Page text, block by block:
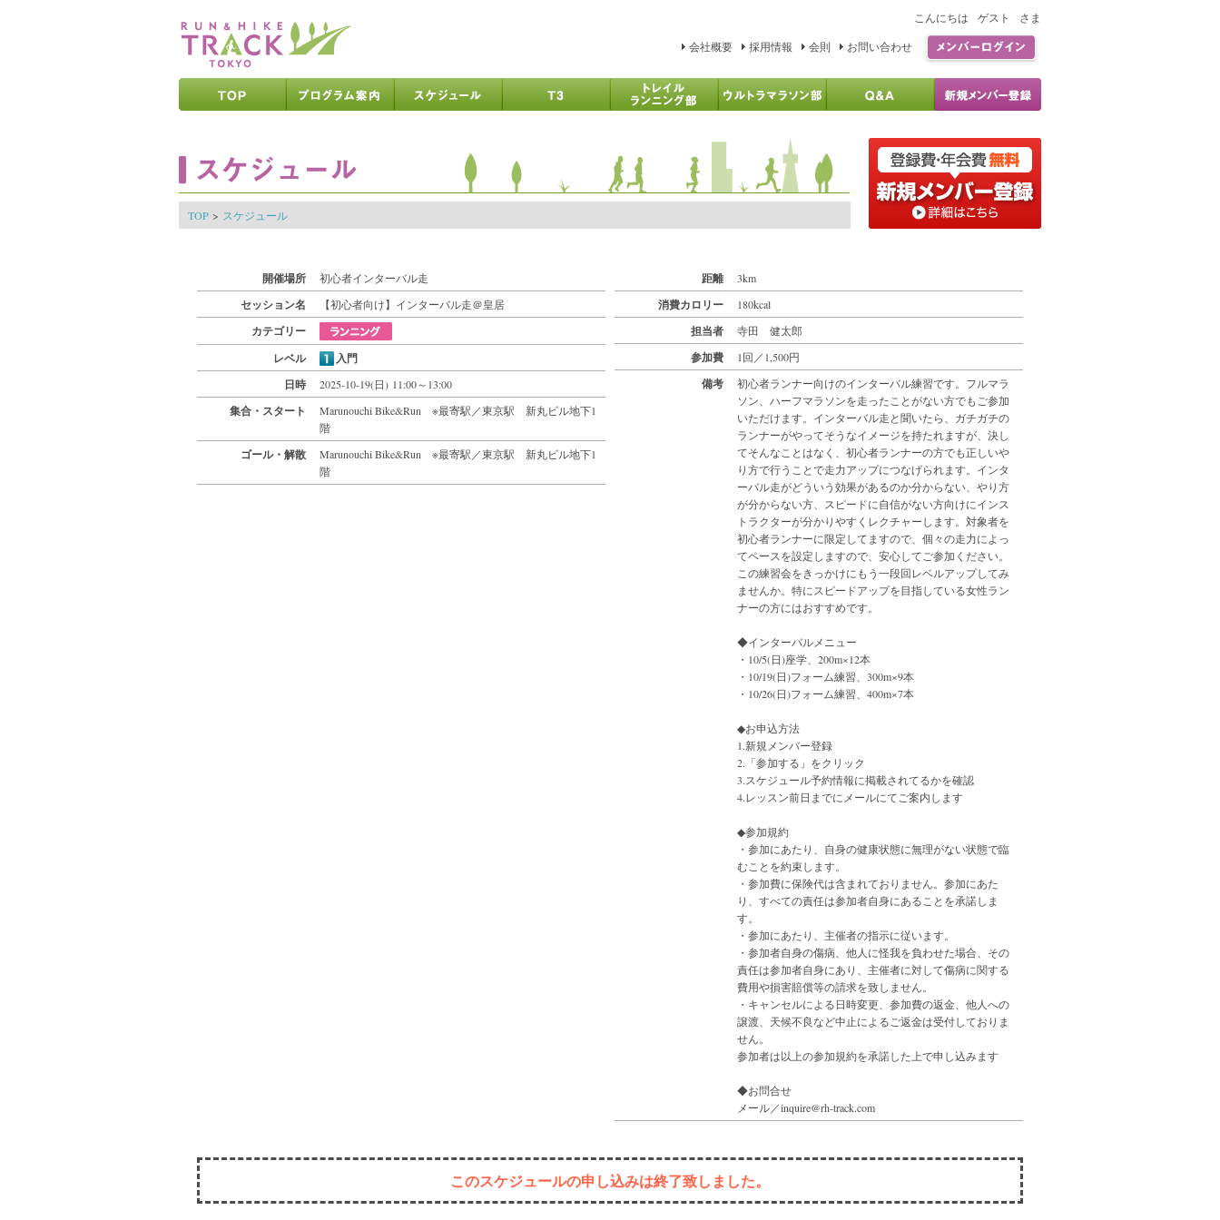
こんにちは ゲスト
さま
会社概要
採用情報 会則 お問い合わせ
TOP > スケジュール
開催場所 初心者インターバル走
セッション名 【初心者向け】インターバル走＠皇居
カテゴリー
レベル
入門
日時
2025-10-19(日) 11:00～13:00
集合・スタート
Marunouchi Bike&Run ※最寄駅／東京駅 新丸ビル地下1
階
ゴール・解散
Marunouchi Bike&Run ※最寄駅／東京駅 新丸ビル地下1
階
距離 3km
消費カロリー 180kcal
担当者 寺田 健太郎
参加費 1回／1,500円
備考
初心者ランナー向けのインターバル練習です。フルマラ
ソン、ハーフマラソンを走ったことがない方でもご参加
いただけます。インターバル走と聞いたら、ガチガチの
ランナーがやってそうなイメージを持たれますが、決し
てそんなことはなく、初心者ランナーの方でも正しいや
り方で行うことで走力アップにつなげられます。インタ
ーバル走がどういう効果があるのか分からない、やり方
が分からない方、スピードに自信がない方向けにインス
トラクターが分かりやすくレクチャーします。対象者を
初心者ランナーに限定してますので、個々の走力によっ
てペースを設定しますので、安心してご参加ください。
この練習会をきっかけにもう一段回レベルアップしてみ
ませんか。特にスピードアップを目指している女性ラン
ナーの方にはおすすめです。
◆インターバルメニュー
・10/5(日)座学、200m×12本
・10/19(日)フォーム練習、300m×9本
・10/26(日)フォーム練習、400m×7本
◆お申込方法
1.新規メンバー登録
2.「参加する」をクリック
3.スケジュール予約情報に掲載されてるかを確認
4.レッスン前日までにメールにてご案内します
◆参加規約
・参加にあたり、自身の健康状態に無理がない状態で臨
むことを約束します。
・参加費に保険代は含まれておりません。参加にあた
り、すべての責任は参加者自身にあることを承諾しま
す。
・参加にあたり、主催者の指示に従います。
・参加者自身の傷病、他人に怪我を負わせた場合、その
責任は参加者自身にあり、主催者に対して傷病に関する
費用や損害賠償等の請求を致しません。
・キャンセルによる日時変更、参加費の返金、他人への
譲渡、天候不良など中止によるご返金は受付しておりま
せん。
参加者は以上の参加規約を承諾した上で申し込みます
◆お問合せ
メール／inquire@rh-track.com
このスケジュールの申し込みは終了致しました。